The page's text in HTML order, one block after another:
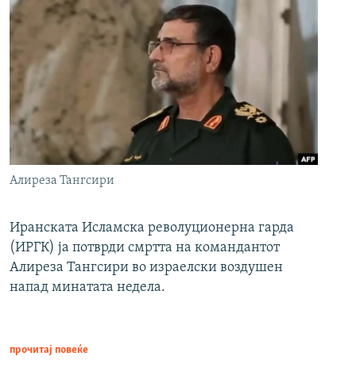
Алиреза Тангсири
Иранската Исламска револуционерна гарда
(ИРГК) ја потврди смртта на командантот
Алиреза Тангсири во израелски воздушен
напад минатата недела.
прочитај повеќе